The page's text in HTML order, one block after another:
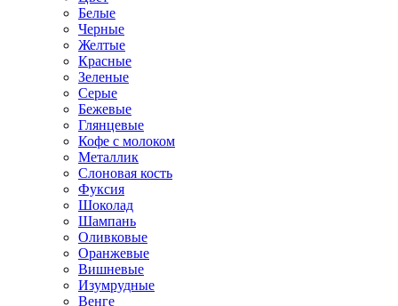
Белые
Черные
Желтые
Красные
Зеленые
Серые
Бежевые
Глянцевые
Кофе с молоком
Металлик
Слоновая кость
Фуксия
Шоколад
Шампань
Оливковые
Оранжевые
Вишневые
Изумрудные
Венге